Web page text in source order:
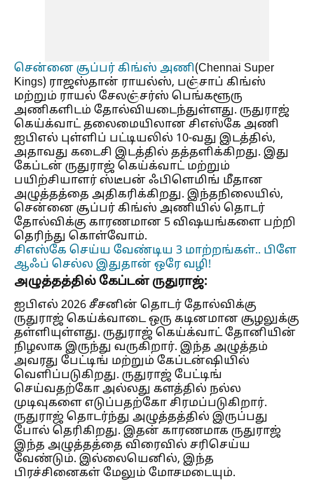
சென்னை சூப்பர் கிங்ஸ் அணி(Chennai Super
Kings) ராஜஸ்தான் ராயல்ஸ், பஞ்சாப் கிங்ஸ்
மற்றும் ராயல் சேலஞ்சர்ஸ் பெங்களூரு
அணிகளிடம் தோல்வியடைந்துள்ளது. ருதுராஜ்
கெய்க்வாட் தலைமையிலான சிஎஸ்கே அணி
ஐபிஎல் புள்ளிப் பட்டியலில் 10-வது இடத்தில்,
அதாவது கடைசி இடத்தில் தத்தளிக்கிறது. இது
கேப்டன் ருதுராஜ் கெய்க்வாட் மற்றும்
பயிற்சியாளர் ஸ்டீபன் ஃபிளெமிங் மீதான
அழுத்தத்தை அதிகரிக்கிறது. இந்தநிலையில்,
சென்னை சூப்பர் கிங்ஸ் அணியில் தொடர்
தோல்விக்கு காரணமான 5 விஷயங்களை பற்றி
தெரிந்து கொள்வோம்.
சிஎஸ்கே செய்ய வேண்டிய 3 மாற்றங்கள்.. பிளே
ஆஃப் செல்ல இதுதான் ஒரே வழி!
அழுத்தத்தில் கேப்டன் ருதுராஜ்:
ஐபிஎல் 2026 சீசனின் தொடர் தோல்விக்கு
ருதுராஜ் கெய்க்வாடை ஒரு கடினமான சூழலுக்கு
தள்ளியுள்ளது. ருதுராஜ் கெய்க்வாட் தோனியின்
நிழலாக இருந்து வருகிறார். இந்த அழுத்தம்
அவரது பேட்டிங் மற்றும் கேப்டன்ஷியில்
வெளிப்படுகிறது. ருதுராஜ் பேட்டிங்
செய்வதற்கோ அல்லது களத்தில் நல்ல
முடிவுகளை எடுப்பதற்கோ சிரமப்படுகிறார்.
ருதுராஜ் தொடர்ந்து அழுத்தத்தில் இருப்பது
போல் தெரிகிறது. இதன் காரணமாக ருதுராஜ்
இந்த அழுத்தத்தை விரைவில் சரிசெய்ய
வேண்டும். இல்லையெனில், இந்த
பிரச்சினைகள் மேலும் மோசமடையும்.